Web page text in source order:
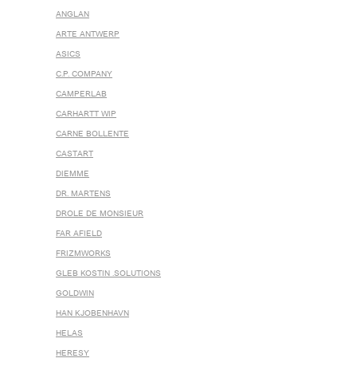
ANGLAN
ARTE ANTWERP
ASICS
C.P. COMPANY
CAMPERLAB
CARHARTT WIP
CARNE BOLLENTE
CASTART
DIEMME
DR. MARTENS
DROLE DE MONSIEUR
FAR AFIELD
FRIZMWORKS
GLEB KOSTIN .SOLUTIONS
GOLDWIN
HAN KJOBENHAVN
HELAS
HERESY